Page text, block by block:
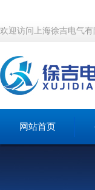
欢迎访问上海徐吉电气
网站首页